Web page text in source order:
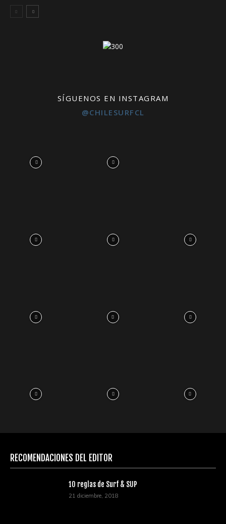
SÍGUENOS EN INSTAGRAM
@CHILESURFCL
RECOMENDACIONES DEL EDITOR
10 reglas de Surf & SUP
21 diciembre, 2018